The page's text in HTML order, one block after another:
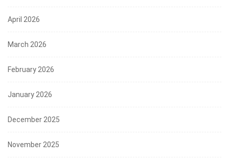
April 2026
March 2026
February 2026
January 2026
December 2025
November 2025